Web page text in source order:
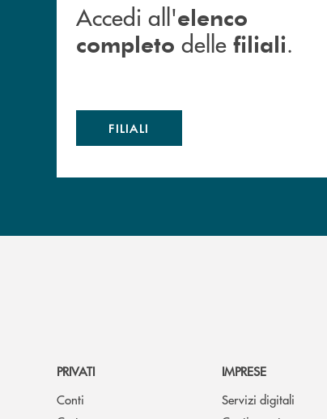
Accedi all'elenco
completo delle filiali.
FILIALI
PRIVATI
Conti
IMPRESE
Servizi digitali